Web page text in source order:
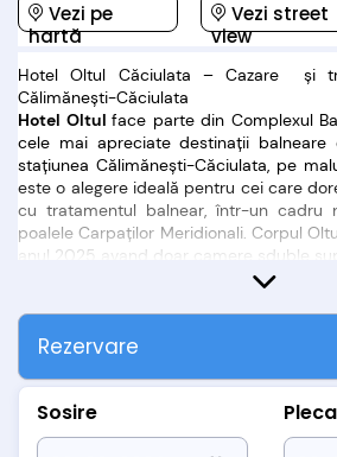
Vezi pe
hartă
Vezi street
view
Hotel Oltul Căciulata – Cazare și
Călimănești-Căciulata
Hotel Oltul face parte din Complexul
cele mai apreciate destinații balneare
stațiunea Călimănești-Căciulata, pe
este o alegere ideală pentru cei care
cu tratamentul balnear, într-un cadru
poalele Carpaților Meridionali. Corpul
anul 2025 avand doar camere sduble
Cazare în Călimănești-Căciulata
246 de camere duble superioare
8 apartamente spațioase, ideale pentru
lungi
Toate camerele sunt amenajate modern
TV color cu cablu
minibar
Rezervare
Sosire